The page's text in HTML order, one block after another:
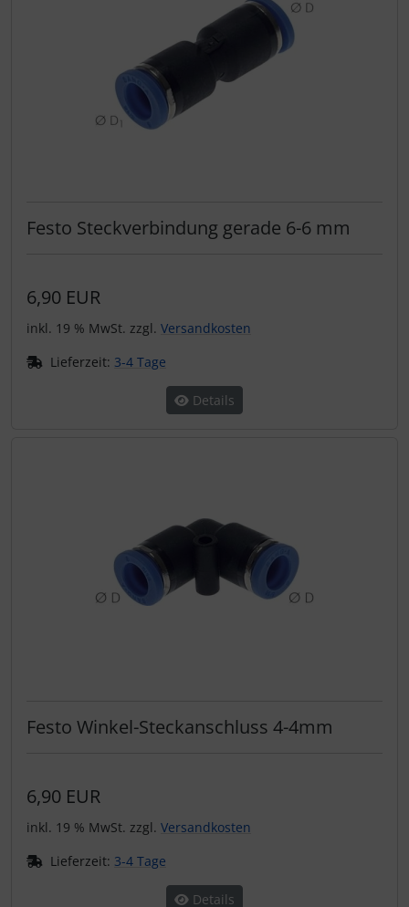
Festo Steckverbindung gerade 6-6 mm
6,90 EUR
inkl. 19 % MwSt. zzgl. Versandkosten
Lieferzeit: 3-4 Tage
Details
Festo Winkel-Steckanschluss 4-4mm
6,90 EUR
inkl. 19 % MwSt. zzgl. Versandkosten
Lieferzeit: 3-4 Tage
Details